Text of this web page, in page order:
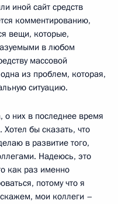
иной сайт средств
комментированию,
вещи, которые,
в любом
массовой
из проблем, которая,
ситуацию.
о них в последнее время
бы сказать, что
в развитие того,
Надеюсь, это
как раз именно
потому что я
скажем, мои коллеги –